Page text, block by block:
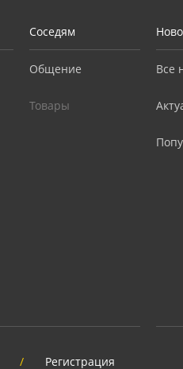
Соседям
Общение
Товары
Все
/ Регистрация